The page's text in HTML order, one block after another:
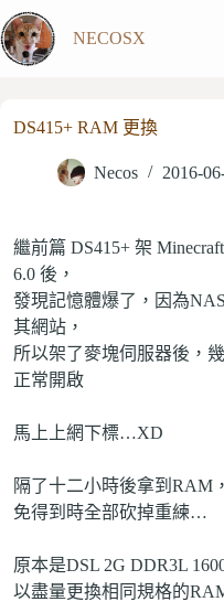
跳
至
主
內
NECOSX
DS415+ RAM 更換
Necos 2016-
繼前篇 DS415+ 架
6.0 後，
發現記憶體爆了，因為
其網站，
所以架了麥塊伺服器後，
正常開啟
馬上上網下標…XD
隔了十二小時後拿到RAM
免得到時全部砍掉重練…
原本是DSL 2G DDR3L
以盡量更換相同規格的